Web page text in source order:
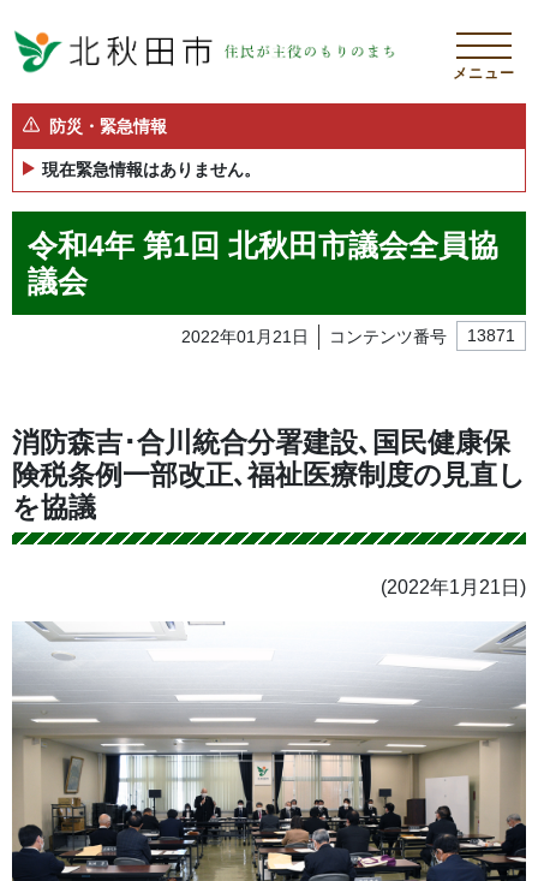
メニュー
防災・緊急情報
現在緊急情報はありません。
令和4年 第1回 北秋田市議会全員協
議会
2022年01月21日 コンテンツ番号 13871
消防森吉･合川統合分署建設､国民健康保
険税条例一部改正､福祉医療制度の見直し
を協議
(2022年1月21日)